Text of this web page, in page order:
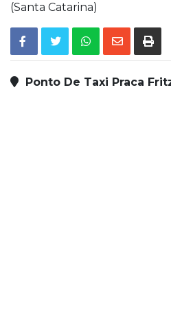
(Santa Catarina)
Ponto De Taxi Praca